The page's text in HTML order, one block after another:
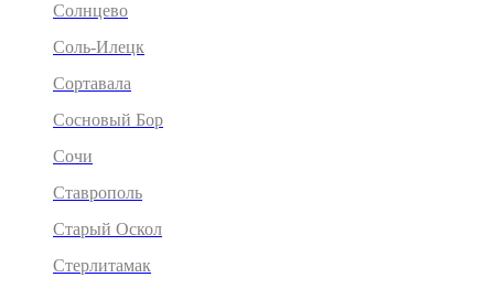
Солнцево
Соль-Илецк
Сортавала
Сосновый Бор
Сочи
Ставрополь
Старый Оскол
Стерлитамак